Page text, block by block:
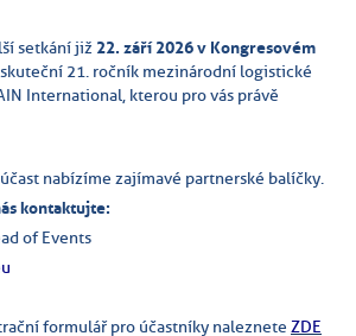
setkání již 22. září 2026 v Kongresovém
21. ročník mezinárodní logistické
International, kterou pro vás právě
nabízíme zajímavé partnerské balíčky.
kontaktujte:
of Events
formulář pro účastníky naleznete ZDE